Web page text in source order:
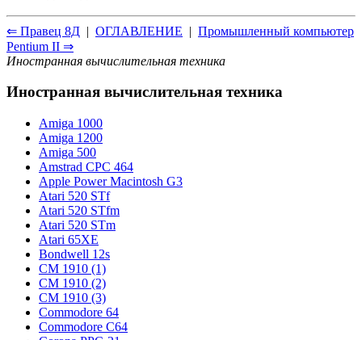
⇐ Правец 8Д | ОГЛАВЛЕНИЕ | Промышленный компьютер
Pentium II ⇒
Иностранная вычислительная техника
Иностранная вычислительная техника
Amiga 1000
Amiga 1200
Amiga 500
Amstrad CPC 464
Apple Power Macintosh G3
Atari 520 STf
Atari 520 STfm
Atari 520 STm
Atari 65XE
Bondwell 12s
CM 1910 (1)
CM 1910 (2)
CM 1910 (3)
Commodore 64
Commodore С64